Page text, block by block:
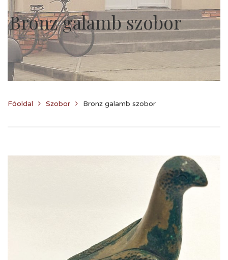
Bronz galamb szobor
Főoldal Szobor Bronz galamb szobor